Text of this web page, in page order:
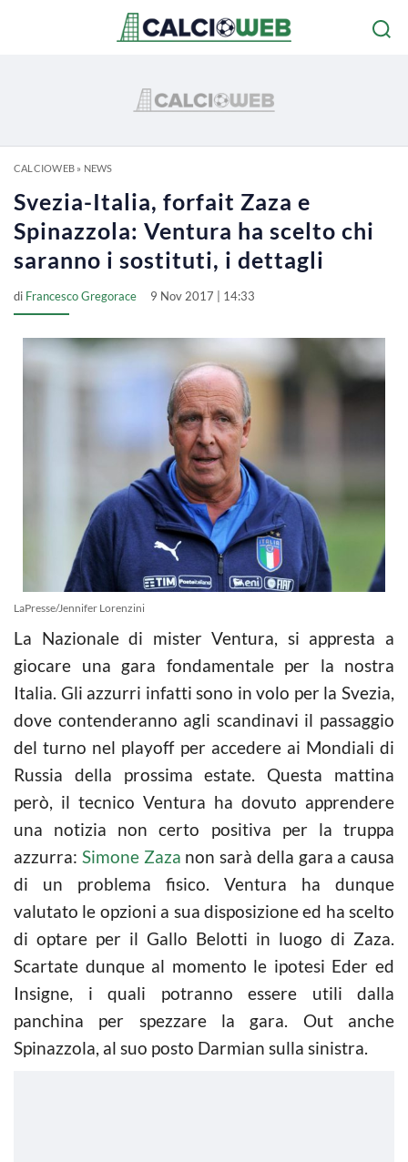
CALCIOWEB» NEWS
Svezia-Italia, forfait Zaza e
Spinazzola: Ventura ha scelto chi
saranno i sostituti, i dettagli
di Francesco Gregorace 9 Nov 2017 | 14:33
LaPresse/Jennifer Lorenzini
La Nazionale di mister Ventura, si appresta a
giocare una gara fondamentale per la nostra
Italia. Gli azzurri infatti sono in volo per la Svezia,
dove contenderanno agli scandinavi il passaggio
del turno nel playoff per accedere ai Mondiali di
Russia della prossima estate. Questa mattina
però, il tecnico Ventura ha dovuto apprendere
una notizia non certo positiva per la truppa
azzurra: Simone Zaza non sarà della gara a causa
di un problema fisico. Ventura ha dunque
valutato le opzioni a sua disposizione ed ha scelto
di optare per il Gallo Belotti in luogo di Zaza.
Scartate dunque al momento le ipotesi Eder ed
Insigne, i quali potranno essere utili dalla
panchina per spezzare la gara. Out anche
Spinazzola, al suo posto Darmian sulla sinistra.